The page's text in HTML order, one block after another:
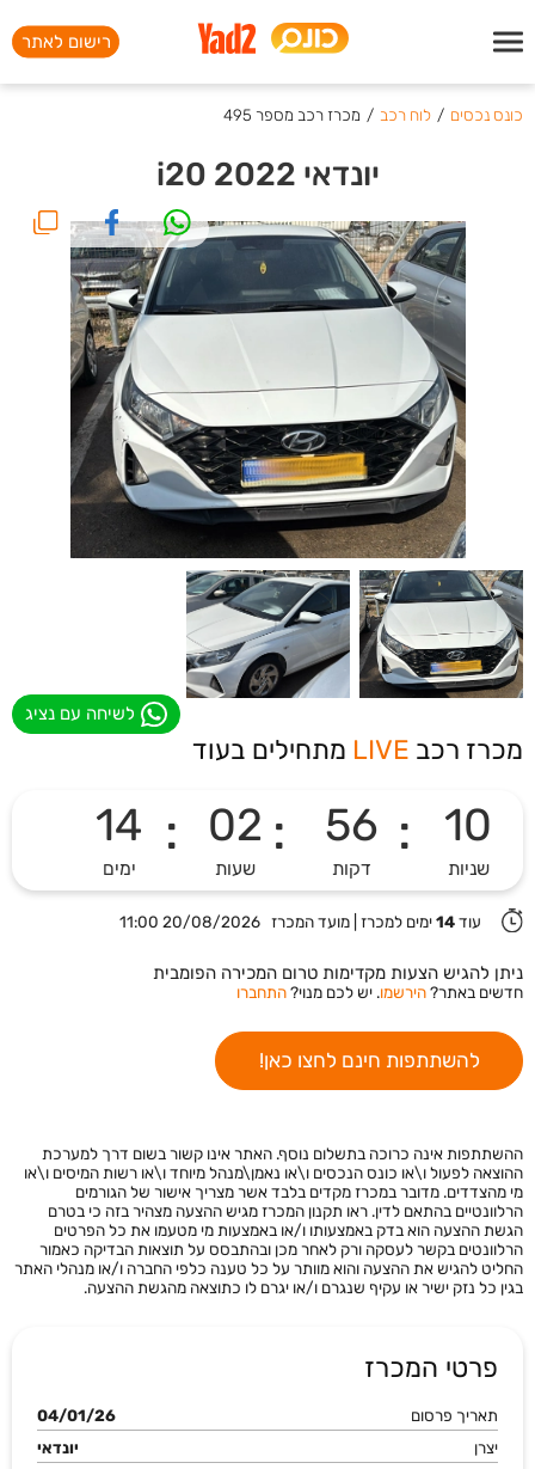
רישום לאתר
כונס נכסים / לוח רכב / מכרז רכב מספר 495
יונדאי i20 2022
מכרז רכב LIVE מתחילים בעוד
לשיחה עם נציג
14
ימים
: 02
שעות
: 56
דקות
: 09
שניות
עוד14ימים למכרז מועד המכרז 20/08/2026 11:00
ניתן להגיש הצעות מקדימות טרום המכירה הפומבית
חדשים באתר?הירשמו. יש לכם מנוי?התחברו
להשתתפות חינם לחצו כאן!
ההשתתפות אינה כרוכה בתשלום נוסף. האתר אינו קשור בשום דרך למערכת
ההוצאה לפעול ו\או כונס הנכסים ו\או נאמן\מנהל מיוחד ו\או רשות המיסים ו\או
מי מהצדדים. מדובר במכרז מקדים בלבד אשר מצריך אישור של הגורמים
הרלוונטיים בהתאם לדין. ראו תקנון המכרז מגיש ההצעה מצהיר בזה כי בטרם
הגשת ההצעה הוא בדק באמצעותו ו/או באמצעות מי מטעמו את כל הפרטים
הרלוונטים בקשר לעסקה ורק לאחר מכן ובהתבסס על תוצאות הבדיקה כאמור
החליט להגיש את ההצעה והוא מוותר על כל טענה כלפי החברה ו/או מנהלי האתר
בגין כל נזק ישיר או עקיף שנגרם ו/או יגרם לו כתוצאה מהגשת ההצעה.
פרטי המכרז
תאריך פרסום
04/01/26
יצרן
יונדאי